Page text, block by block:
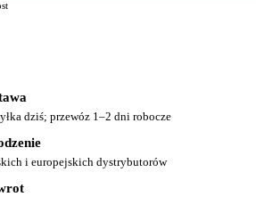
dziś; przewóz 1–2 dni robocze
i europejskich dystrybutorów